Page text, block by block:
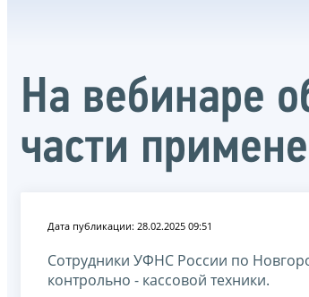
На вебинаре
части
Дата публикации: 28.02.2025 09:51
Сотрудники УФНС России по
контрольно - кассовой техники.